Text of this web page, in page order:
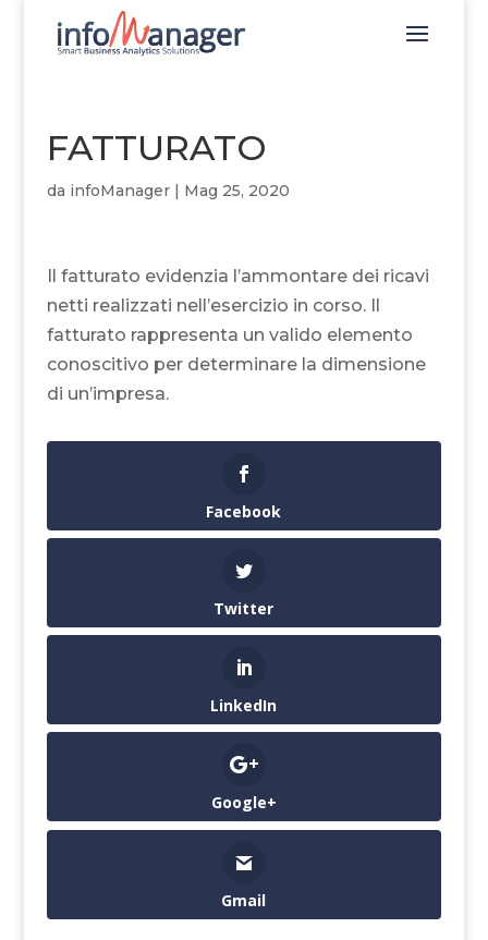
FATTURATO
da infoManager| Mag 25, 2020
Il fatturato evidenzia l’ammontare dei ricavi
netti realizzati nell’esercizio in corso. Il
fatturato rappresenta un valido elemento
conoscitivo per determinare la dimensione
di un’impresa.
Facebook
Twitter
LinkedIn
Google+
Gmail